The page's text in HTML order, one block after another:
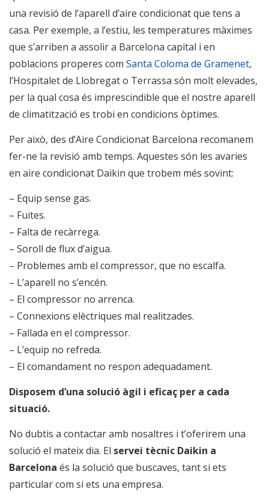
una revisió de l’aparell d’aire condicionat que tens a
casa. Per exemple, a l’estiu, les temperatures màximes
que s’arriben a assolir a Barcelona capital i en
poblacions properes com Santa Coloma de Gramenet,
l’Hospitalet de Llobregat o Terrassa són molt elevades,
per la qual cosa és imprescindible que el nostre aparell
de climatització es trobi en condicions òptimes.
Per això, des d’Aire Condicionat Barcelona recomanem
fer-ne la revisió amb temps. Aquestes són les avaries
en aire condicionat Daikin que trobem més sovint:
– Equip sense gas.
– Fuites.
– Falta de recàrrega.
– Soroll de flux d’aigua.
– Problemes amb el compressor, que no escalfa.
– L’aparell no s’encén.
– El compressor no arrenca.
– Connexions elèctriques mal realitzades.
– Fallada en el compressor.
– L’equip no refreda.
– El comandament no respon adequadament.
Disposem d’una solució àgil i eficaç per a cada
situació.
No dubtis a contactar amb nosaltres i t’oferirem una
solució el mateix dia. El servei tècnic Daikin a
Barcelona és la solució que buscaves, tant si ets
particular com si ets una empresa.